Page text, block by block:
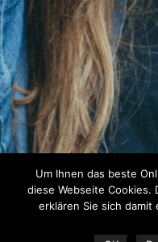
Um Ihnen das beste
diese Webseite Cookies.
erklären Sie sich damit